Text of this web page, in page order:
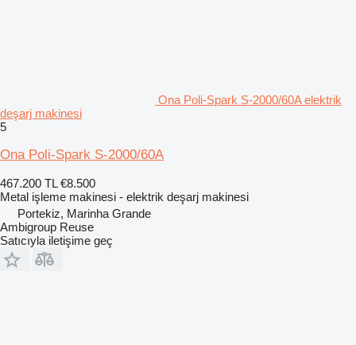
Ona Poli-Spark S-2000/60A elektrik
deşarj makinesi
5
Ona Poli-Spark S-2000/60A
467.200 TL €8.500
Metal işleme makinesi - elektrik deşarj makinesi
Portekiz, Marinha Grande
Ambigroup Reuse
Satıcıyla iletişime geç